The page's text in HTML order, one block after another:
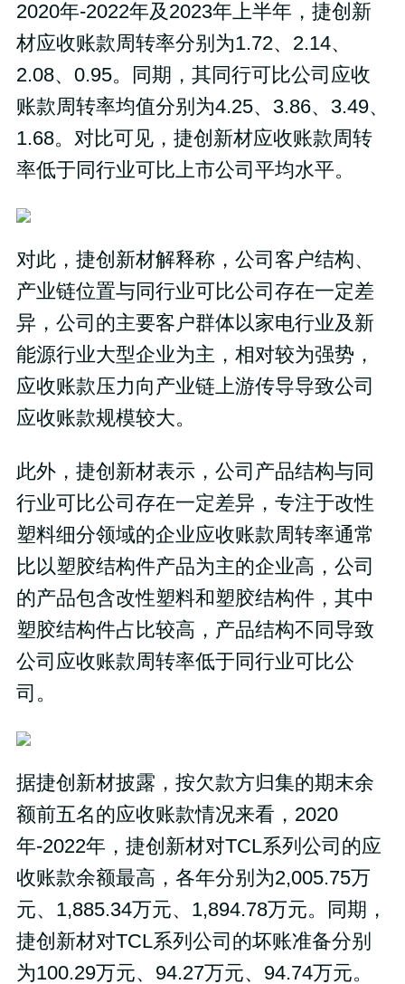
2020年-2022年及2023年上半年，捷创新
材应收账款周转率分别为1.72、2.14、
2.08、0.95。同期，其同行可比公司应收
账款周转率均值分别为4.25、3.86、3.49、
1.68。对比可见，捷创新材应收账款周转
率低于同行业可比上市公司平均水平。
对此，捷创新材解释称，公司客户结构、
产业链位置与同行业可比公司存在一定差
异，公司的主要客户群体以家电行业及新
能源行业大型企业为主，相对较为强势，
应收账款压力向产业链上游传导导致公司
应收账款规模较大。
此外，捷创新材表示，公司产品结构与同
行业可比公司存在一定差异，专注于改性
塑料细分领域的企业应收账款周转率通常
比以塑胶结构件产品为主的企业高，公司
的产品包含改性塑料和塑胶结构件，其中
塑胶结构件占比较高，产品结构不同导致
公司应收账款周转率低于同行业可比公
司。
据捷创新材披露，按欠款方归集的期末余
额前五名的应收账款情况来看，2020
年-2022年，捷创新材对TCL系列公司的应
收账款余额最高，各年分别为2,005.75万
元、1,885.34万元、1,894.78万元。同期，
捷创新材对TCL系列公司的坏账准备分别
为100.29万元、94.27万元、94.74万元。